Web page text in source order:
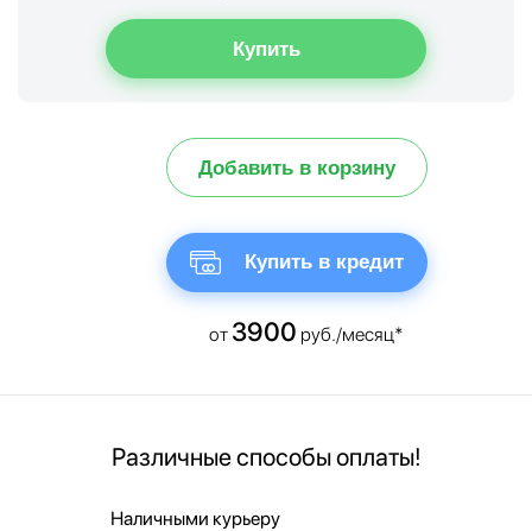
Добавить в корзину
Купить в кредит
от 3900 руб./месяц*
Различные способы оплаты!
Наличными курьеру